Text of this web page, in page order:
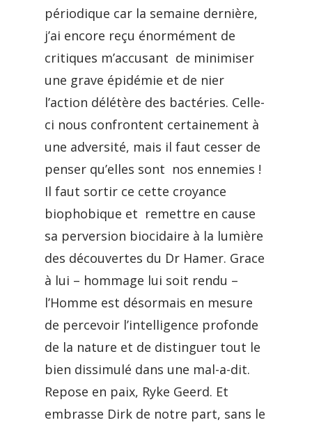
périodique car la semaine dernière,
j’ai encore reçu énormément de
critiques m’accusant de minimiser
une grave épidémie et de nier
l’action délétère des bactéries. Celle-
ci nous confrontent certainement à
une adversité, mais il faut cesser de
penser qu’elles sont nos ennemies !
Il faut sortir ce cette croyance
biophobique et remettre en cause
sa perversion biocidaire à la lumière
des découvertes du Dr Hamer. Grace
à lui – hommage lui soit rendu –
l’Homme est désormais en mesure
de percevoir l’intelligence profonde
de la nature et de distinguer tout le
bien dissimulé dans une mal-a-dit.
Repose en paix, Ryke Geerd. Et
embrasse Dirk de notre part, sans le